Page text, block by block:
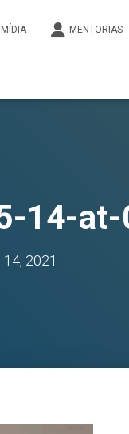
MÍDIA MENTORIAS
14-
2021